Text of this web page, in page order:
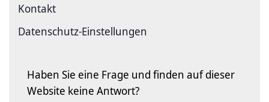
Kontakt
Datenschutz-Einstellungen
Haben Sie eine Frage und finden auf dieser
Website keine Antwort?